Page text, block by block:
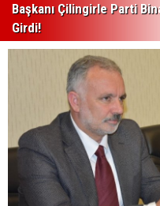
Başkanı Çilingirle Parti
Girdi!